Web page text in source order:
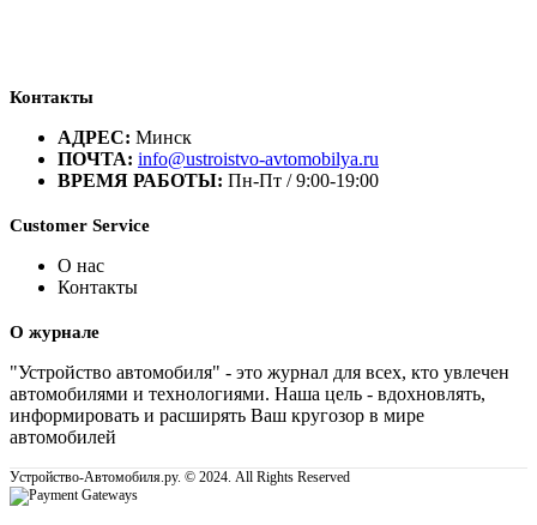
Контакты
АДРЕС: Минск
ПОЧТА: info@ustroistvo-avtomobilya.ru
ВРЕМЯ РАБОТЫ: Пн-Пт / 9:00-19:00
Customer Service
О нас
Контакты
О журнале
"Устройство автомобиля" - это журнал для всех, кто увлечен
автомобилями и технологиями. Наша цель - вдохновлять,
информировать и расширять Ваш кругозор в мире
автомобилей
Устройство-Автомобиля.ру. © 2024. All Rights Reserved